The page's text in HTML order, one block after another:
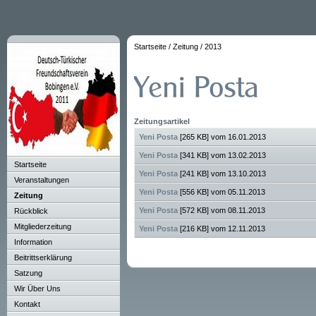
Startseite
Veranstaltungen
Zeitung
Rückblick
Mitgliederzeitung
Information
Beitrittserklärung
Satzung
Wir Über Uns
Kontakt
Startseite / Zeitung / 2013
Zeitungsartikel
Yeni Posta [265 KB] vom 16.01.2013
Yeni Posta [341 KB] vom 13.02.2013
Yeni Posta [241 KB] vom 13.10.2013
Yeni Posta [556 KB] vom 05.11.2013
Yeni Posta [572 KB] vom 08.11.2013
Yeni Posta [216 KB] vom 12.11.2013